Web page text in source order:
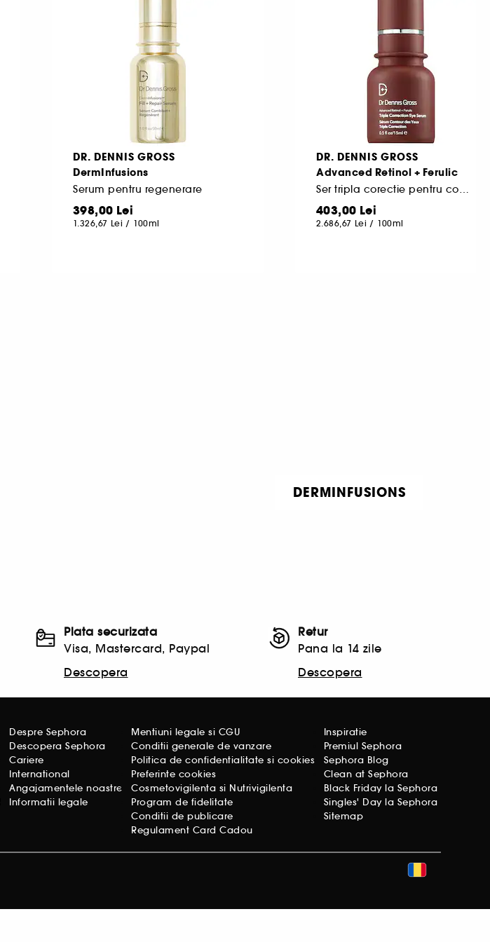
DR. DENNIS GROSS
DermInfusions
Serum pentru regenerare
398,00 Lei
1.326,67 Lei / 100ml
DR. DENNIS GROSS
Advanced Retinol + Ferulic
Ser tripla corectie pentru conturul ochilor
403,00 Lei
2.686,67 Lei / 100ml
DERMINFUSIONS
Plata securizata
Visa, Mastercard, Paypal
Descopera
Retur
Pana la 14 zile
Descopera
Despre Sephora
Descopera Sephora
Cariere
International
Angajamentele noastre
Informatii legale
Mentiuni legale si CGU
Conditii generale de vanzare
Politica de confidentialitate si cookies
Preferinte cookies
Cosmetovigilenta si Nutrivigilenta
Program de fidelitate
Conditii de publicare
Regulament Card Cadou
Inspiratie
Premiul Sephora
Sephora Blog
Clean at Sephora
Black Friday la Sephora
Singles' Day la Sephora
Sitemap